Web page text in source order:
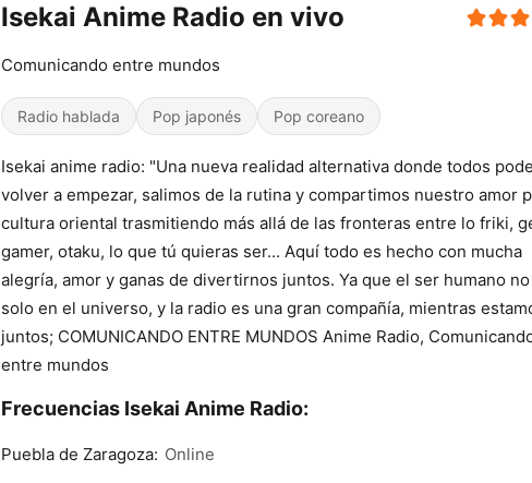
Isekai Anime Radio en vivo
Comunicando entre mundos
Radio hablada Pop japonés Pop coreano
Isekai anime radio: "Una nueva realidad alternativa donde todos
volver a empezar, salimos de la rutina y compartimos nuestro amor
cultura oriental trasmitiendo más allá de las fronteras entre lo friki,
gamer, otaku, lo que tú quieras ser... Aquí todo es hecho con mucha
alegría, amor y ganas de divertirnos juntos. Ya que el ser humano
solo en el universo, y la radio es una gran compañía, mientras
juntos; COMUNICANDO ENTRE MUNDOS Anime Radio,
entre mundos
Frecuencias Isekai Anime Radio:
Puebla de Zaragoza: Online